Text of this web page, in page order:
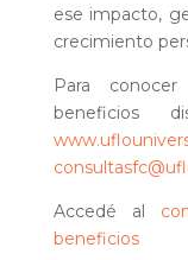
ese impacto,
crecimiento
Para
beneficios
Accedé al
beneficios